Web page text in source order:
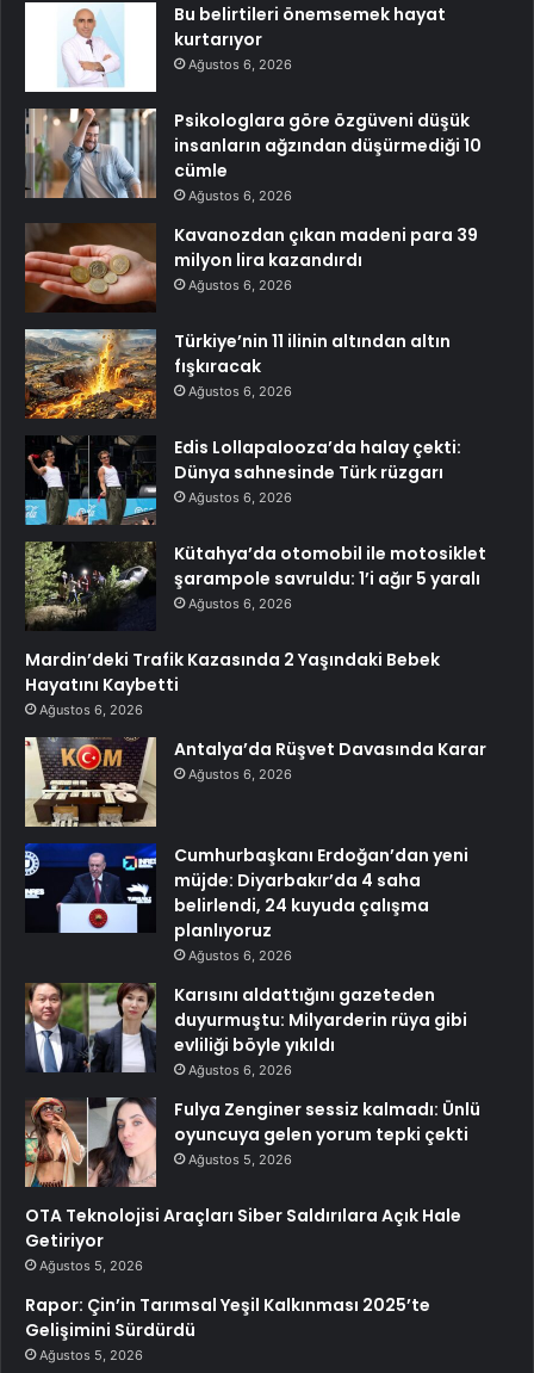
Bu belirtileri önemsemek hayat
kurtarıyor
Ağustos 6, 2026
Psikologlara göre özgüveni düşük
insanların ağzından düşürmediği 10
cümle
Ağustos 6, 2026
Kavanozdan çıkan madeni para 39
milyon lira kazandırdı
Ağustos 6, 2026
Türkiye’nin 11 ilinin altından altın
fışkıracak
Ağustos 6, 2026
Edis Lollapalooza’da halay çekti:
Dünya sahnesinde Türk rüzgarı
Ağustos 6, 2026
Kütahya’da otomobil ile motosiklet
şarampole savruldu: 1’i ağır 5 yaralı
Ağustos 6, 2026
Mardin’deki Trafik Kazasında 2 Yaşındaki Bebek
Hayatını Kaybetti
Ağustos 6, 2026
Antalya’da Rüşvet Davasında Karar
Ağustos 6, 2026
Cumhurbaşkanı Erdoğan’dan yeni
müjde: Diyarbakır’da 4 saha
belirlendi, 24 kuyuda çalışma
planlıyoruz
Ağustos 6, 2026
Karısını aldattığını gazeteden
duyurmuştu: Milyarderin rüya gibi
evliliği böyle yıkıldı
Ağustos 6, 2026
Fulya Zenginer sessiz kalmadı: Ünlü
oyuncuya gelen yorum tepki çekti
Ağustos 5, 2026
OTA Teknolojisi Araçları Siber Saldırılara Açık Hale
Getiriyor
Ağustos 5, 2026
Rapor: Çin’in Tarımsal Yeşil Kalkınması 2025’te
Gelişimini Sürdürdü
Ağustos 5, 2026